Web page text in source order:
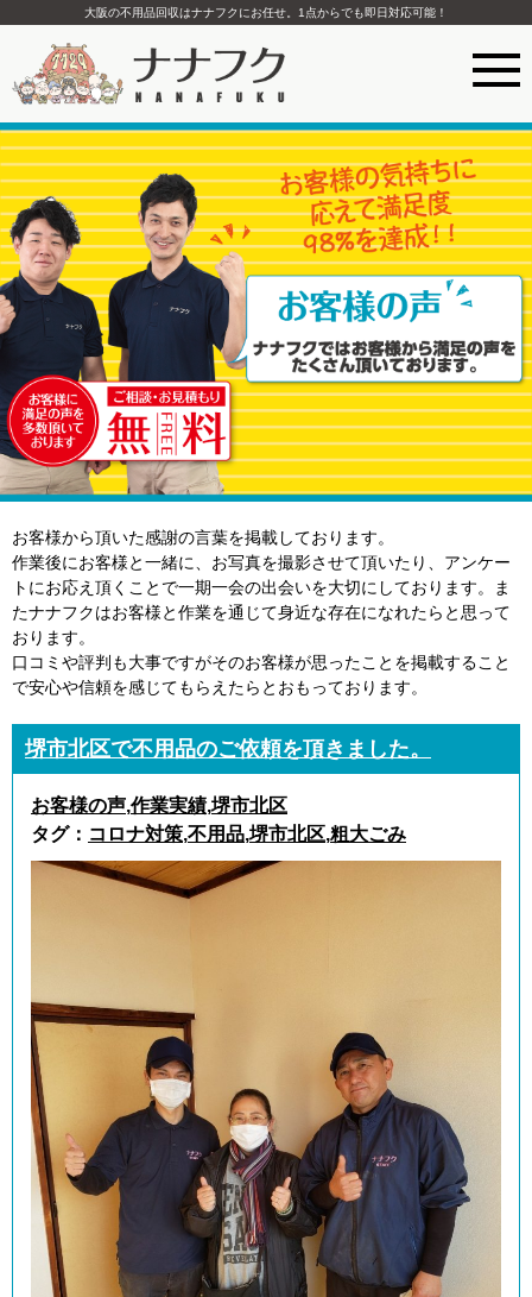
大阪の不用品回収はナナフクにお任せ。1点からでも即日対応可能！
お客様から頂いた感謝の言葉を掲載しております。
作業後にお客様と一緒に、お写真を撮影させて頂いたり、アンケー
トにお応え頂くことで一期一会の出会いを大切にしております。ま
たナナフクはお客様と作業を通じて身近な存在になれたらと思って
おります。
口コミや評判も大事ですがそのお客様が思ったことを掲載すること
で安心や信頼を感じてもらえたらとおもっております。
堺市北区で不用品のご依頼を頂きました。
お客様の声,作業実績,堺市北区
タグ： コロナ対策,不用品,堺市北区,粗大ごみ